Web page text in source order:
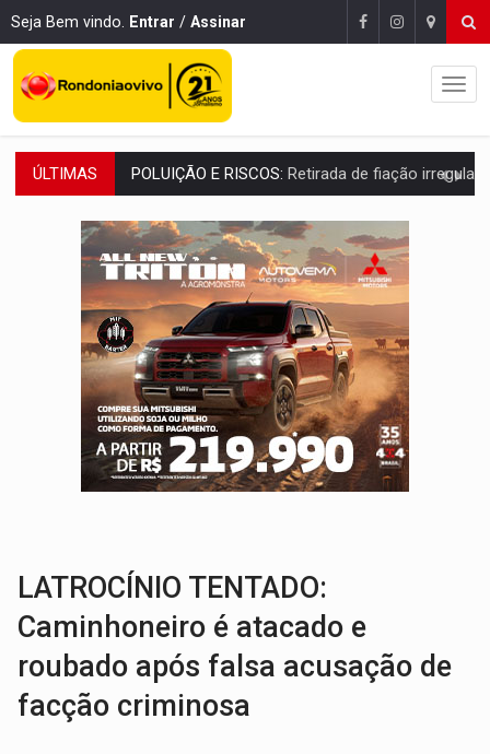
Seja Bem vindo. Entrar / Assinar
ÚLTIMAS VÍDEO:Armado com machado, homem ameaça matar sobrinha grávida e
TRIBUNAL DO CRIME:Homem é espancado por facção criminosa
VÍDEO:Perseguição é registrada no shopping após colombiana furtar
LUDOPATIA:Apostas online começam a afetar produtividade e rotina
REFLORESTAMENTO:Plantar árvores não será mais suficiente para
OVNIS NA LUA:Cientistas alertam para possível base secreta no satélite
ACABOU COM PEUGEOT:Incêndio destrói carro que era rebocado para oficina
VÍDEO:Ladrão é filmado furtando moto na frente do bar
POLUIÇÃO E RISCOS:
LATROCÍNIO TENTADO:
Caminhoneiro é atacado e
roubado após falsa acusação de
facção criminosa